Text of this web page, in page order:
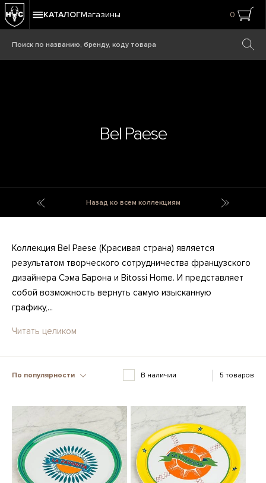
КАТАЛОГМагазины 0
Bel Paese
Назад ко всем коллекциям
Коллекция Bel Paese (Красивая страна) является
результатом творческого сотрудничества французского
дизайнера Сэма Барона и Bitossi Home. И представляет
собой возможность вернуть самую изысканную
графику,...
Читать целиком
По популярности В наличии 5 товаров